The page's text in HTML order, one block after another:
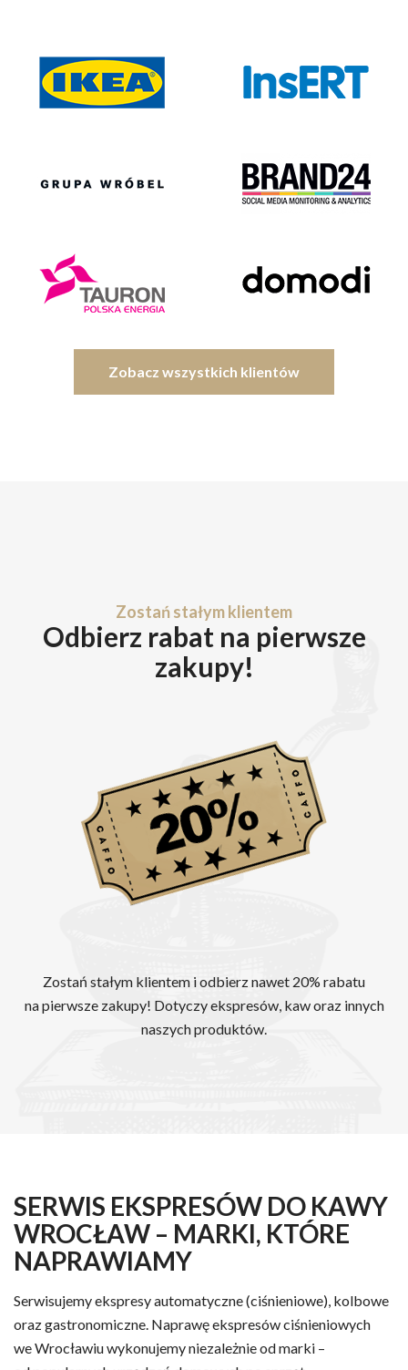
Zobacz wszystkich klientów
Zostań stałym klientem
Odbierz rabat na pierwsze
zakupy!
Zostań stałym klientem i odbierz nawet 20% rabatu
na pierwsze zakupy! Dotyczy ekspresów, kaw oraz innych
naszych produktów.
SERWIS EKSPRESÓW DO KAWY
WROCŁAW – MARKI, KTÓRE
NAPRAWIAMY
Serwisujemy ekspresy automatyczne (ciśnieniowe), kolbowe
oraz gastronomiczne. Naprawę ekspresów ciśnieniowych
we Wrocławiu wykonujemy niezależnie od marki –